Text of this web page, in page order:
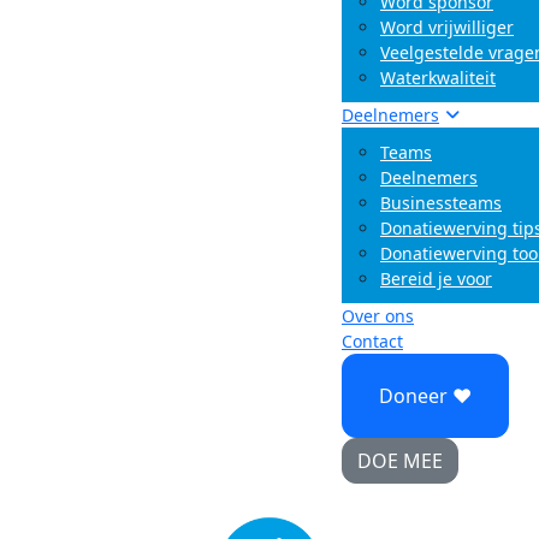
Word vrijwilliger
Veelgestelde
Waterkwaliteit
Deelnemers
Teams
Deelnemers
Businessteams
Donatiewerving
Donatiewerving
Bereid je voor
Over ons
Contact
Doneer ♥
DOE MEE